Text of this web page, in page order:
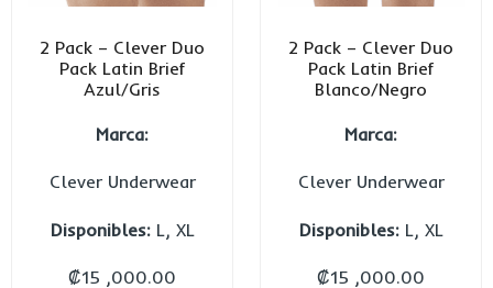
2 Pack – Clever Duo
Pack Latin Brief
Azul/Gris
Marca:
Clever Underwear
Disponibles:L, XL
₡15 ,000.00
2 Pack – Clever Duo
Pack Latin Brief
Blanco/Negro
Marca:
Clever Underwear
Disponibles:L, XL
₡15 ,000.00